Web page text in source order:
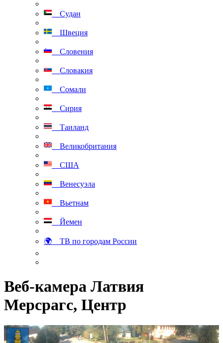
Судан
Швеция
Словения
Словакия
Сомали
Сирия
Таиланд
Великобритания
США
Венесуэла
Вьетнам
Йемен
🌍 ТВ по городам России
Веб-камера Латвия
Мерсрагс, Центр